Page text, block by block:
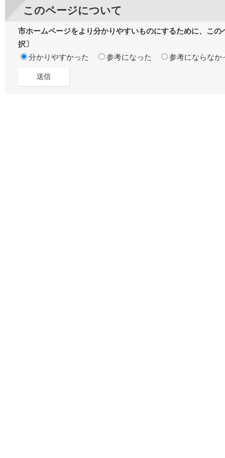
このページについて
市ホームページをより分かりやすいものにするために、こ
択〕
分かりやすかった
参考になった 参考にならなか